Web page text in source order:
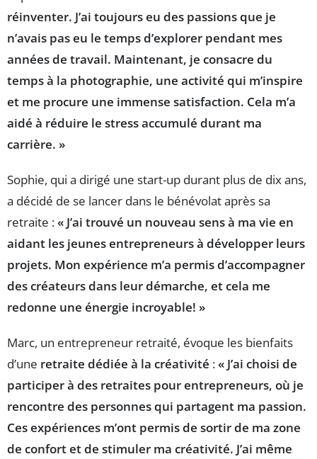
réinventer. J’ai toujours eu des passions que je
n’avais pas eu le temps d’explorer pendant mes
années de travail. Maintenant, je consacre du
temps à la photographie, une activité qui m’inspire
et me procure une immense satisfaction. Cela m’a
aidé à réduire le stress accumulé durant ma
carrière. »
Sophie, qui a dirigé une start-up durant plus de dix ans,
a décidé de se lancer dans le bénévolat après sa
retraite :« J’ai trouvé un nouveau sens à ma vie en
aidant les jeunes entrepreneurs à développer leurs
projets. Mon expérience m’a permis d’accompagner
des créateurs dans leur démarche, et cela me
redonne une énergie incroyable! »
Marc, un entrepreneur retraité, évoque les bienfaits
d’une retraite dédiée à la créativité :« J’ai choisi de
participer à des retraites pour entrepreneurs, où je
rencontre des personnes qui partagent ma passion.
Ces expériences m’ont permis de sortir de ma zone
de confort et de stimuler ma créativité. J’ai même